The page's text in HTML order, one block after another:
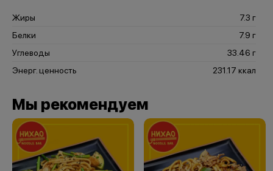
Жиры
7.3 г
Белки
7.9 г
Углеводы
33.46 г
Энерг. ценность
231.17 ккал
Мы рекомендуем